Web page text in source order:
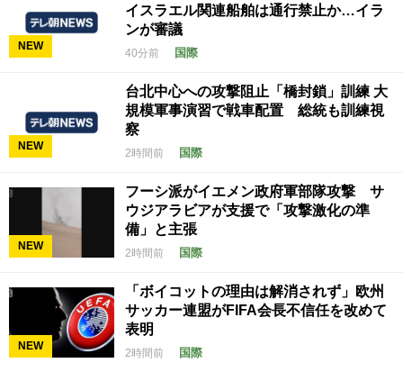
NEW
イスラエル関連船舶は通行禁止か…イラ
ンが審議
40分前 国際
NEW
台北中心への攻撃阻止「橋封鎖」訓練 大
規模軍事演習で戦車配置 総統も訓練視
察
2時間前 国際
NEW
フーシ派がイエメン政府軍部隊攻撃 サ
ウジアラビアが支援で「攻撃激化の準
備」と主張
2時間前 国際
NEW
「ボイコットの理由は解消されず」欧州
サッカー連盟がFIFA会長不信任を改めて
表明
2時間前 国際